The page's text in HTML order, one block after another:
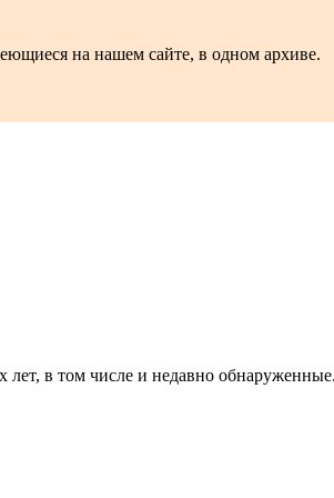
на нашем сайте, в одном архиве.
лет, в том числе и недавно